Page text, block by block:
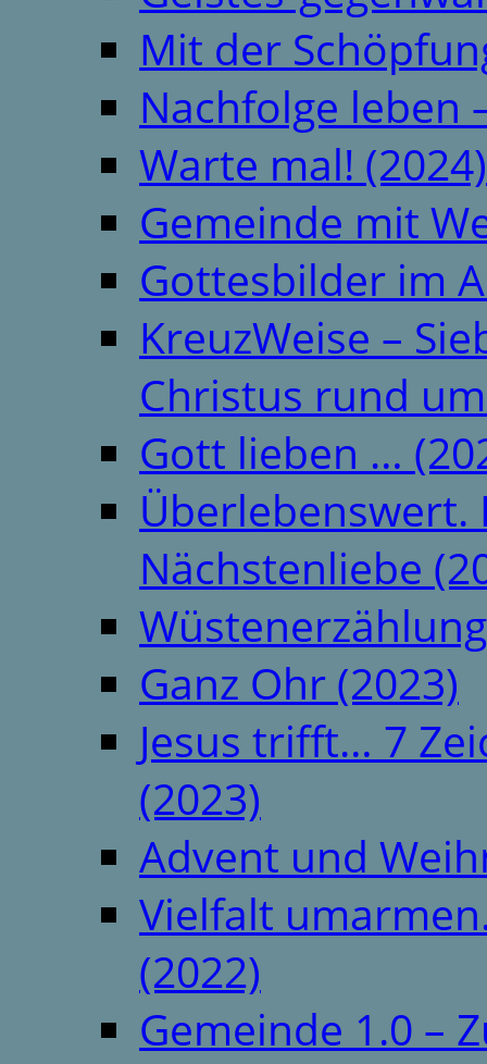
Mit der
Nachfolge leben
Warte mal! (2024)
Gemeinde mit
Gottesbilder im
KreuzWeise –
Christus rund
Gott lieben …
Überlebenswert.
Nächstenliebe
Ganz Ohr (2023)
Jesus trifft… 7
(2023)
Advent und
Vielfalt
(2022)
Gemeinde 1.0 –